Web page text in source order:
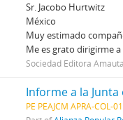
Sr. Jacobo Hurtwitz
México
Muy estimado
Me es grato dirigirme
Sociedad Editora Amauta
Informe a la Junta
PE PEAJCM APRA-COL-